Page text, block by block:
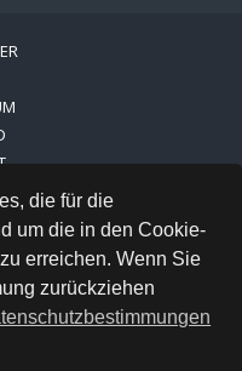
die für die
um die in den Cookie-
erreichen. Wenn Sie
zurückziehen